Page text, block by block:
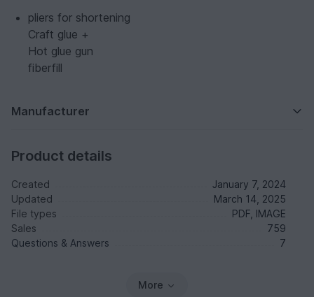
pliers for shortening
Craft glue +
Hot glue gun
fiberfill
Manufacturer
Product details
Created
January 7, 2024
Updated
March 14, 2025
File types
PDF, IMAGE
Sales
759
Questions & Answers
7
More